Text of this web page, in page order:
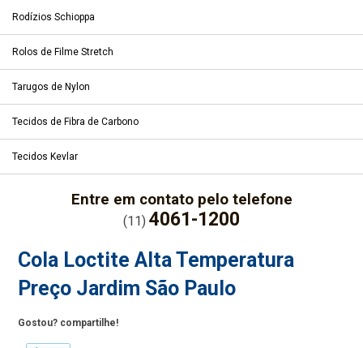
Rodízios Schioppa
Rolos de Filme Stretch
Tarugos de Nylon
Tecidos de Fibra de Carbono
Tecidos Kevlar
Entre em contato pelo telefone
(11) 4061-1200
Cola Loctite Alta Temperatura
Preço Jardim São Paulo
Gostou? compartilhe!